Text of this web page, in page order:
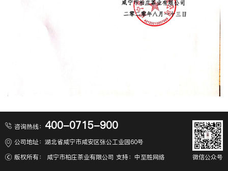
咨询热线： 400-0715-900
公司地址：湖北省咸宁市咸安区张公工业园60号
版权所有： 咸宁市柏庄茶业有限公司 支持： 中至胜网络 微信公众号